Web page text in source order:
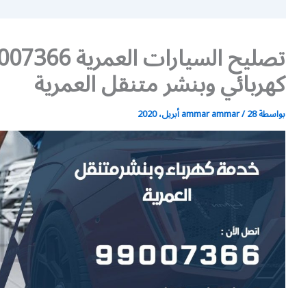
كهربائي وبنشر متنقل العمرية
بواسطة ammar ammar/28 أبريل، 2020